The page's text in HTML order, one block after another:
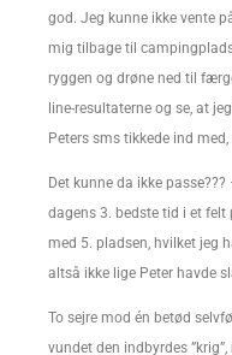
god. Jeg kunne ikke vente
mig tilbage til
ryggen og drøne ned til
line-resultaterne og se, at
Peters sms tikkede ind
Det kunne da ikke
dagens 3. bedste tid i et felt
med 5. pladsen, hvilket jeg
altså ikke lige Peter havde
To sejre mod én betød
vundet den indbyrdes